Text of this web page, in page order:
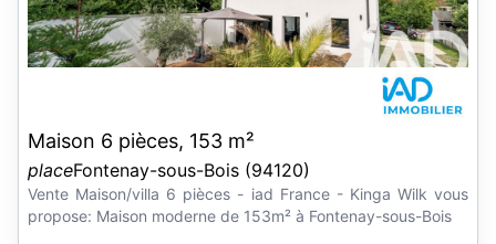
Maison 6 pièces, 153 m²
placeFontenay-sous-Bois (94120)
Vente Maison/villa 6 pièces - iad France - Kinga Wilk vous
propose: Maison moderne de 153m² à Fontenay-sous-Bois